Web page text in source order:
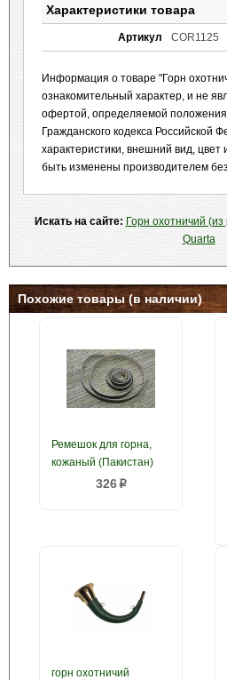
Характеристики товара
Артикул COR1125
Информация о товаре "Горн
ознакомительный характер, и не
офертой, определяемой
Гражданского кодекса Российской
характеристики, внешний вид, цвет
быть изменены производителем
Искать на сайте: Горн охотничий (из
Quarta
Похожие товары (в наличии)
Ремешок для горна,
кожаный (Пакистан)
326p
горн охотничий